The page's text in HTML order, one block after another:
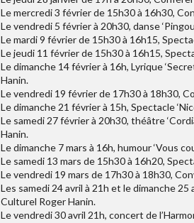
Le mercredi 3 février de 15h30 à 16h30,
Le vendredi 5 février à 20h30, danse
Le mardi 9 février de 15h30 à 16h15,
Le jeudi 11 février de 15h30 à 16h15,
Le dimanche 14 février à 16h, Lyrique
Hanin.
Le vendredi 19 février de 17h30 à 18h30,
Le dimanche 21 février à 15h, Spectacle
Le samedi 27 février à 20h30, théâtre
Hanin.
Le dimanche 7 mars à 16h, humour ‘Vous
Le samedi 13 mars de 15h30 à 16h20,
Le vendredi 19 mars de 17h30 à 18h30,
Les samedi 24 avril à 21h et le dimanche 25
Culturel Roger Hanin.
Le vendredi 30 avril 21h, concert de